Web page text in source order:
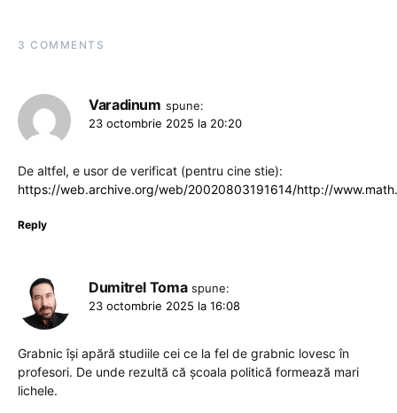
3 COMMENTS
Varadinum spune:
23 octombrie 2025 la 20:20
De altfel, e usor de verificat (pentru cine stie):
https://web.archive.org/web/20020803191614/http://
Reply
Dumitrel Toma spune:
23 octombrie 2025 la 16:08
Grabnic își apără studiile cei ce la fel de grabnic lovesc în
profesori. De unde rezultă că școala politică formează mari
lichele.